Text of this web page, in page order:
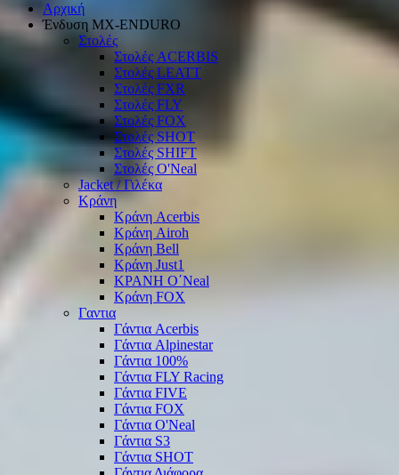
Αρχική
Ένδυση ΜΧ-ΕΝDURO
Στολές
Στολές ACERBIS
Στολές LEATT
Στολές FXR
Στολές FLY
Στολές FOX
Στολές SHOT
Στολές SHIFT
Στολές O'Neal
Jacket / Γιλέκα
Κράνη
Κράνη Acerbis
Κράνη Airoh
Κράνη Bell
Κράνη Just1
ΚΡΑΝΗ O΄Νeal
Κράνη FOX
Γαντια
Γάντια Acerbis
Γάντια Alpinestar
Γάντια 100%
Γάντια FLY Racing
Γάντια FIVE
Γάντια FOX
Γάντια O'Νeal
Γάντια S3
Γάντια SHOT